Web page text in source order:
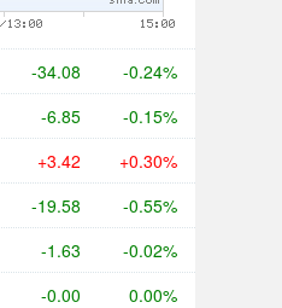
-34.08 -0.24%
-6.85 -0.15%
+3.42 +0.30%
-19.58 -0.55%
-1.63 -0.02%
-0.00 0.00%